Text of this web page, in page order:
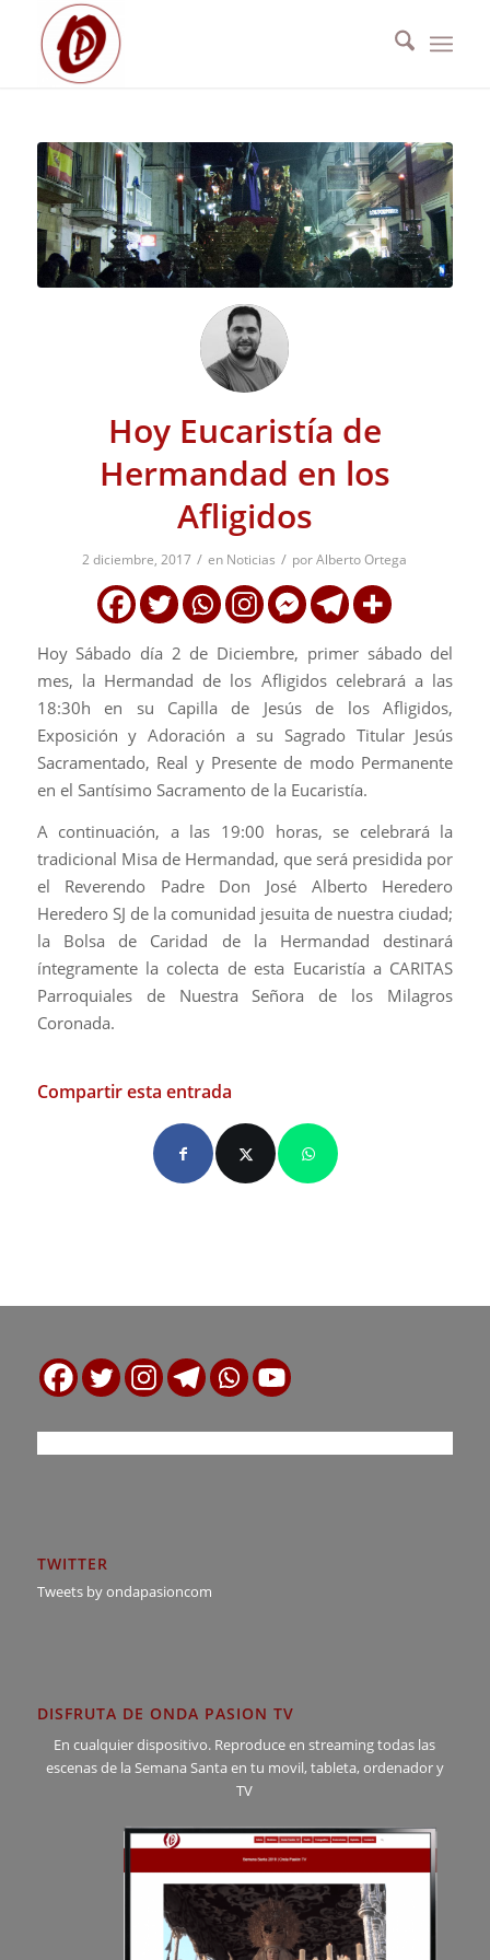
Hoy Eucaristía de
Hermandad en los
Afligidos
2 diciembre, 2017 / en Noticias / porAlberto Ortega
Hoy Sábado día 2 de Diciembre, primer sábado del
mes, la Hermandad de los Afligidos celebrará a las
18:30h en su Capilla de Jesús de los Afligidos,
Exposición y Adoración a su Sagrado Titular Jesús
Sacramentado, Real y Presente de modo Permanente
en el Santísimo Sacramento de la Eucaristía.
A continuación, a las 19:00 horas, se celebrará la
tradicional Misa de Hermandad, que será presidida por
el Reverendo Padre Don José Alberto Heredero
Heredero SJ de la comunidad jesuita de nuestra ciudad;
la Bolsa de Caridad de la Hermandad destinará
íntegramente la colecta de esta Eucaristía a CARITAS
Parroquiales de Nuestra Señora de los Milagros
Coronada.
Compartir esta entrada
TWITTER
Tweets by ondapasioncom
DISFRUTA DE ONDA PASION TV
En cualquier dispositivo. Reproduce en streaming todas las
escenas de la Semana Santa en tu movil, tableta, ordenador y
TV